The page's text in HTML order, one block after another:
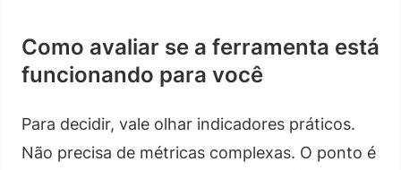
Como avaliar se a ferramenta está
funcionando para você
Para decidir, vale olhar indicadores práticos.
Não precisa de métricas complexas. O ponto é